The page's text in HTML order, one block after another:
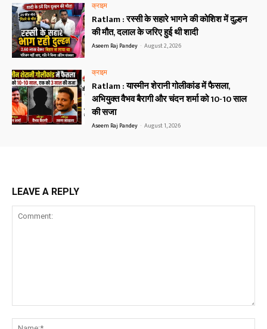
क्राइम
Ratlam : रस्सी के सहारे भागने की कोशिश में दुल्हन
की मौत, दलाल के जरिए हुई थी शादी
Aseem Raj Pandey - August 2, 2026
क्राइम
Ratlam : यास्मीन शेरानी गोलीकांड में फैसला,
अभियुक्त वैभव बैरागी और चंदन शर्मा को 10-10 साल
की सजा
Aseem Raj Pandey - August 1, 2026
LEAVE A REPLY